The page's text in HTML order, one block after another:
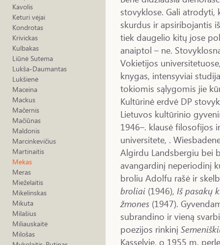
Kavolis
Keturi vėjai
Kondrotas
Krivickas
Kulbakas
Liūnė Sutema
Lukša-Daumantas
Lukšienė
Maceina
Mackus
Mačernis
Mačiūnas
Maldonis
Marcinkevičius
Martinaitis
Mekas
Meras
Mieželaitis
Mikelinskas
Mikuta
Milašius
Miliauskaitė
Milošas
stovyklose. Gali
skurdus ir apsiribojantis
tiek daugelio kitų jose
anaiptol – ne.
Vokietijos
knygas, intensyviai
tokiomis sąlygomis jie
Kultūrinė erdvė DP
Lietuvos kultūrinio
1946–. klausė filosofijos
universitete, .
Algirdu Landsbergiu bei
avangardinį neperiodinį
broliu Adolfu rašė ir
broliai (1946), Iš pasakų
žmones (1947).
subrandino ir vieną
poezijos rinkinį
Kasselyje, o 1955 m.